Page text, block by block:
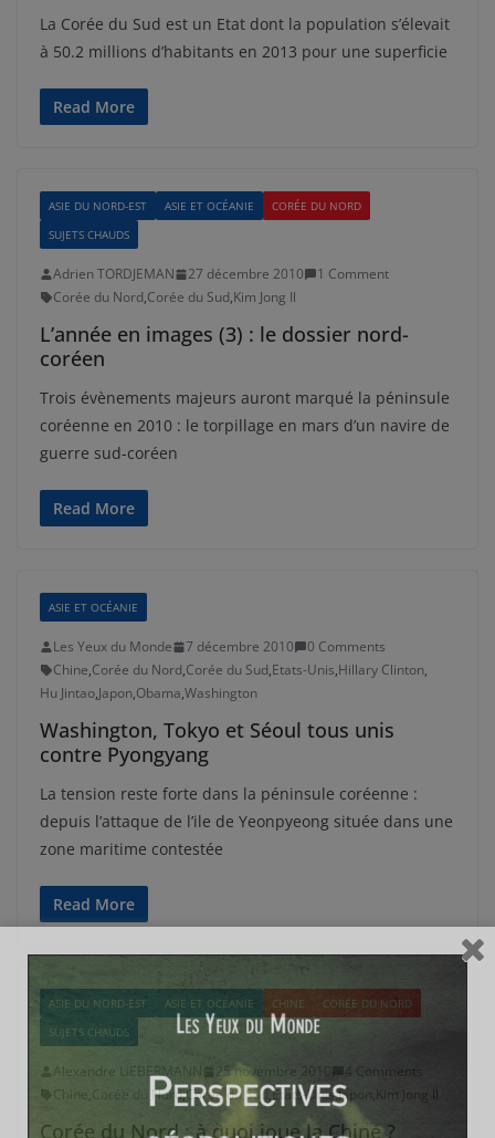
La Corée du Sud est un Etat dont la population s’élevait
à 50.2 millions d’habitants en 2013 pour une superficie
Read More
ASIE DU NORD-EST ASIE ET OCÉANIE
CORÉE DU NORD
SUJETS CHAUDS
Adrien TORDJEMAN 27 décembre 2010
1 Comment
Corée du Nord,Corée du Sud,Kim Jong Il
L’année en images (3) : le dossier nord-
coréen
Trois évènements majeurs auront marqué la péninsule
coréenne en 2010 : le torpillage en mars d’un navire de
guerre sud-coréen
Read More
ASIE ET OCÉANIE
Les Yeux du Monde 7 décembre 2010
0 Comments
Chine,Corée du Nord,Corée du Sud,Etats-Unis,Hillary Clinton,
Hu Jintao,Japon,Obama,Washington
Washington, Tokyo et Séoul tous unis
contre Pyongyang
La tension reste forte dans la péninsule coréenne :
depuis l’attaque de l’ile de Yeonpyeong située dans une
zone maritime contestée
Read More
ASIE DU NORD-EST ASIE ET OCÉANIE CHINE
CORÉE DU NORD
SUJETS CHAUDS
Alexandre LIEBERMANN 25 novembre 2010
4 Comments
Chine ,Corée du Nord,Corée du Sud,Etats-Unis,Japon,Kim Jong Il
Corée du Nord : à quoi joue la Chine ?